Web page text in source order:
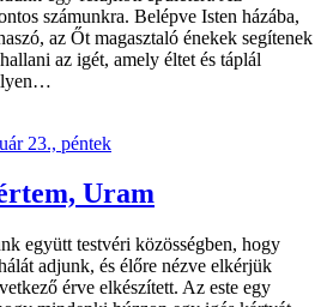
számunkra. Belépve Isten házába,
az Őt magasztaló énekek segítenek
az igét, amely éltet és táplál
23., péntek
Uram
együtt testvéri közösségben, hogy
adjunk, és élőre nézve elkérjük
érve elkészített. Az este egy